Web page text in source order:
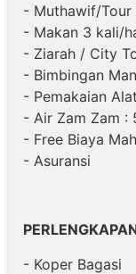
- Muthawif/Tour
- Makan 3 kali/
- Ziarah / City
- Bimbingan
- Pemakaian
- Air Zam Zam :
- Free Biaya
- Asuransi
- Koper Bagasi